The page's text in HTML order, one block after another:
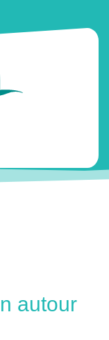
autour